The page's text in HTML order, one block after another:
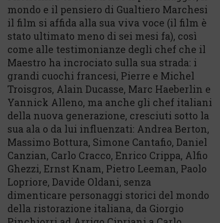
mondo e il pensiero di Gualtiero Marchesi
il film si affida alla sua viva voce (il film è
stato ultimato meno di sei mesi fa), così
come alle testimonianze degli chef che il
Maestro ha incrociato sulla sua strada: i
grandi cuochi francesi, Pierre e Michel
Troisgros, Alain Ducasse, Marc Haeberlin e
Yannick Alleno, ma anche gli chef italiani
della nuova generazione, cresciuti sotto la
sua ala o da lui influenzati: Andrea Berton,
Massimo Bottura, Simone Cantafio, Daniel
Canzian, Carlo Cracco, Enrico Crippa, Alfio
Ghezzi, Ernst Knam, Pietro Leeman, Paolo
Lopriore, Davide Oldani, senza
dimenticare personaggi storici del mondo
della ristorazione italiana, da Giorgio